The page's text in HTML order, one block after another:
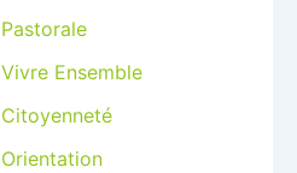
Pastorale
Vivre Ensemble
Citoyenneté
Orientation